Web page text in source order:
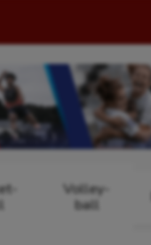
Volley-
ball